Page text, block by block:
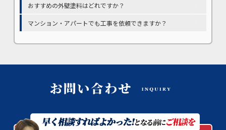
おすすめの外壁塗料はどれですか？
マンション・アパートでも工事を依頼できますか？